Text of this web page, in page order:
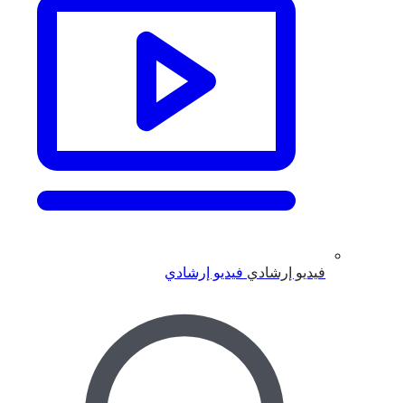
فيديو إرشادي فيديو إرشادي